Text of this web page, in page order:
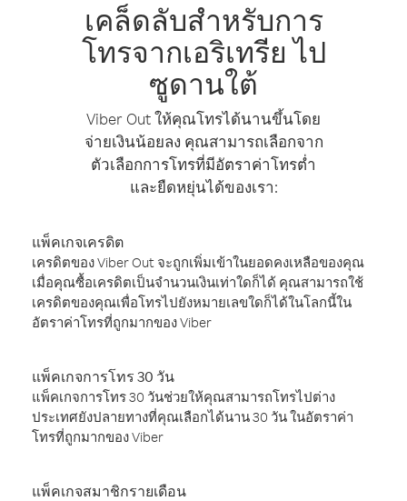
เคล็ดลับสำหรับการ
โทรจากเอริเทรีย ไป
ซูดานใต้
Viber Out ให้คุณโทรได้นานขึ้นโดย
จ่ายเงินน้อยลง คุณสามารถเลือกจาก
ตัวเลือกการโทรที่มีอัตราค่าโทรต่ำ
และยืดหยุ่นได้ของเรา:
แพ็คเกจเครดิต
เครดิตของ Viber Out จะถูกเพิ่มเข้าในยอดคงเหลือของคุณ
เมื่อคุณซื้อเครดิตเป็นจำนวนเงินเท่าใดก็ได้ คุณสามารถใช้
เครดิตของคุณเพื่อโทรไปยังหมายเลขใดก็ได้ในโลกนี้ใน
อัตราค่าโทรที่ถูกมากของ Viber
แพ็คเกจการโทร 30 วัน
แพ็คเกจการโทร 30 วันช่วยให้คุณสามารถโทรไปต่าง
ประเทศยังปลายทางที่คุณเลือกได้นาน 30 วัน ในอัตราค่า
โทรที่ถูกมากของ Viber
แพ็คเกจสมาชิกรายเดือน